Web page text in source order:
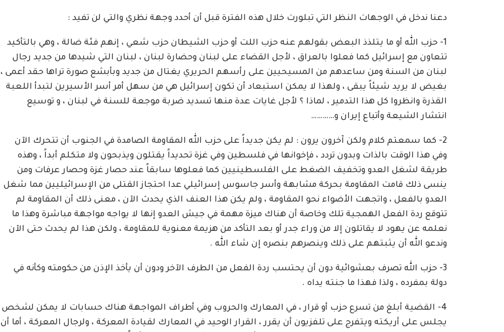
دعنا ندخل في الوجهات النظر التي تبلورت خلال هذه الفترة قبل أن أحدد وجهة نظري والتي لن تفيد :
1- حزب الله أو ما يتلذذ البعض بقولهم عنه حزب اللت أو حزب الشيطان حزب شعي ، إنهم فئة ضالة ، وهي بالتأكيد
تتعاون مع إسرائيل كما فعلوا بالعراق ، لأجل القضاء على لبنان وحضارة لبنان ، لبنان التي شيدها من جديد رجال
لبنان من السنة ومن ساعدهم من المسيحيين على رأسهم الحريري يغتال من جديد وبأبشع صورة تراها حقد أعمى ،
بغيض لا يريد شيئاً يبقى ، ولهذا لا يمكن استبعاد أن تكون إسرائيل هي من سهل أمر أسر الأسيرين لتبدأ اللعبة
القذرة وانظروا كل هذا التدمير ، لماذا ؟ لأجل غايات عدة منها تسديد ضربة موجعة للسنة في لبنان ، و توسيع
انتشار الشيعة وأتباع إيران و…………
2- كما سمعتم كلام ولكن آخرون يرون : لم يكن جديداً على حزب الله المقاومة الصامدة في الجنوب أن تتحرك الآن
وفي هذا الوقت بالذات وبدون تردد ، فإخوانها في فلسطين وفي غزة تحديداً يقتلون ويذبحون ولا متكلم أبداً ، وهذه
طريقة لشغل العدو وتخفيف الضغط على الفلسطينيين كما فعلوها سابقاً عند حصار غزة وحصار عرفات ومن
ينسى ذلك قامت المقاومة بحركة مشابهة وأسر جاسوس إسرائيلي عدا احتجاز القتلى من الإسرائيليين مما شغل
العدو بالفعل ، واتجهت الأضواء نحو المقاومة ، ولم يكن هذا العنف الذي يحدث الآن ، معنى ذلك أن المقاومة لم
تتوقع ردة الفعل الهمجية تلك وخاصة أن هناك ميزة مهمة في جيش العدو إنها لا يواجه مواجهة مباشرة وهذا ما
نعلمه عن يهود لا يقاتلون إلا من وراء جدر أو بعد التأكد من هزيمة معنوية للمقاومة ، ولكن هذا لم يحدث حتى الآن
وندعو الله أن يثبتهم على ذلك وينصرهم بنصره إن شاء الله .
3- حزب الله تصرف بعشوائية دون أن يحتسب ردة الفعل من الطرف الآخر ودون أن يأخذ الإذن من حكومته وكأنه في
دولة بمفرده ، ولذا فهذا ما جنته يداه .
4- القضية أبلغ من تسرع حزب أو قرار ، في المعارك والحروب وفي أطراف المواجهة هناك حسابات لا يمكن لشخص
يجلس على أريكته ويتفرج على تلفزيون أن يقرر ، القرار الوحيد في المعارك لقيادة المعركة ، ولرجال المعركة ، أما أن